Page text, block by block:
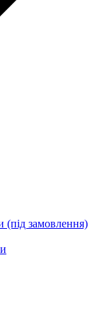
(під замовлення)